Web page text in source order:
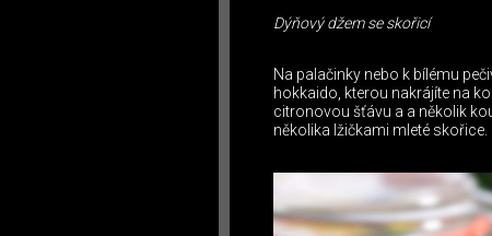
Dýňový džem se skořicí
Na palačinky nebo k bílému
hokkaido, kterou nakrájíte na
citronovou šťávu a a několik
několika lžičkami mleté skořice.